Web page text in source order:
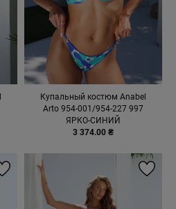
Купальный костюм Anabel
Arto 954-001/954-227 997
ЯРКО-СИНИЙ
3 374.00 ₴